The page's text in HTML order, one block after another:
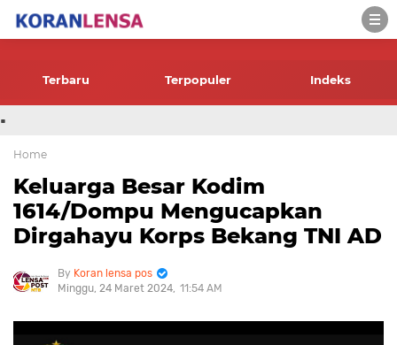
-->
Terbaru Terpopuler Indeks
.
Home
Keluarga Besar Kodim
1614/Dompu Mengucapkan
Dirgahayu Korps Bekang TNI AD
Koran lensa pos
Minggu, 24 Maret 2024 11:54 AM